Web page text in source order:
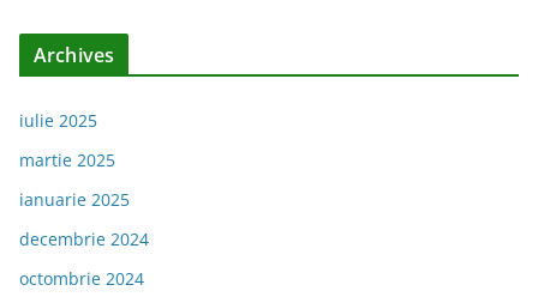
Archives
iulie 2025
martie 2025
ianuarie 2025
decembrie 2024
octombrie 2024